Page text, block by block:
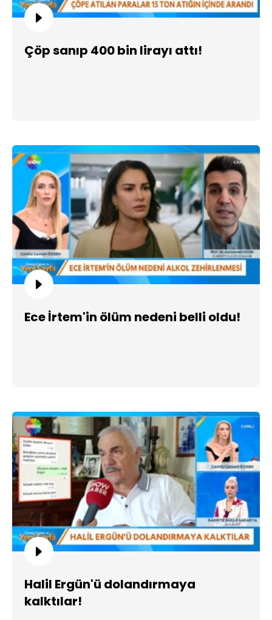
Çöp sanıp 400 bin lirayı attı!
Ece İrtem'in ölüm nedeni belli oldu!
Halil Ergün'ü dolandırmaya
kalktılar!